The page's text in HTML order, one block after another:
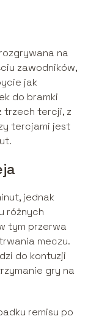
na
zawodników,
jak
do bramki
trzech tercji, z
tercjami jest
jednak
różnych
tym przerwa
meczu.
do kontuzji
gry na
remisu po